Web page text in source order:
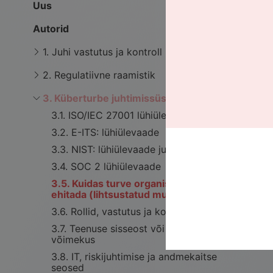
Uus
Autorid
1. Juhi vastutus ja kontroll
2. Regulatiivne raamistik
3. Küberturbe juhtimissüsteem
3.1. ISO/IEC 27001 lühiülevaade
3.2. E-ITS: lühiülevaade
3.3. NIST: lühiülevaade juhile
3.4. SOC 2 lühiülevaade
3.5. Kuidas turve organisatsioonis üles
ehitada (lihtsustatud mudel)
3.6. Rollid, vastutus ja koostöö
3.7. Teenuse sisseost või sisemine
võimekus
3.8. IT, riskijuhtimise ja andmekaitse
seosed